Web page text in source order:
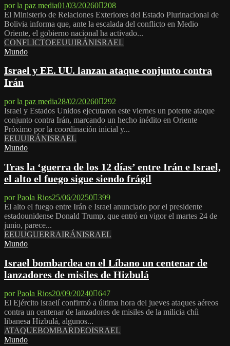
porla paz media01/03/20260
208
El Ministerio de Relaciones Exteriores del Estado Plurinacional de
Bolivia informa que, ante la escalada del conflicto en Medio
Oriente, el gobierno nacional ha activado...
CONFLICTOEEUUIRÁNISRAEL
Mundo
Israel y EE. UU. lanzan ataque conjunto contra
Irán
porla paz media28/02/20260
292
Israel y Estados Unidos ejecutaron este viernes un potente ataque
conjunto contra Irán, marcando un hecho inédito en Oriente
Próximo por la coordinación inicial y...
EEUUIRÁNISRAEL
Mundo
Tras la ‘guerra de los 12 días’ entre Irán e Israel,
el alto el fuego sigue siendo frágil
porPaola Rios25/06/20250 399
El alto el fuego entre Irán e Israel anunciado por el presidente
estadounidense Donald Trump, que entró en vigor el martes 24 de
junio, parece...
EEUUGUERRAIRÁNISRAEL
Mundo
Israel bombardea en el Líbano un centenar de
lanzadores de misiles de Hizbulá
porPaola Rios20/09/20240 647
El Ejército israelí confirmó a última hora del jueves ataques aéreos
contra un centenar de lanzadores de misiles de la milicia chíi
libanesa Hizbulá, algunos...
ATAQUEBOMBARDEOISRAEL
Mundo